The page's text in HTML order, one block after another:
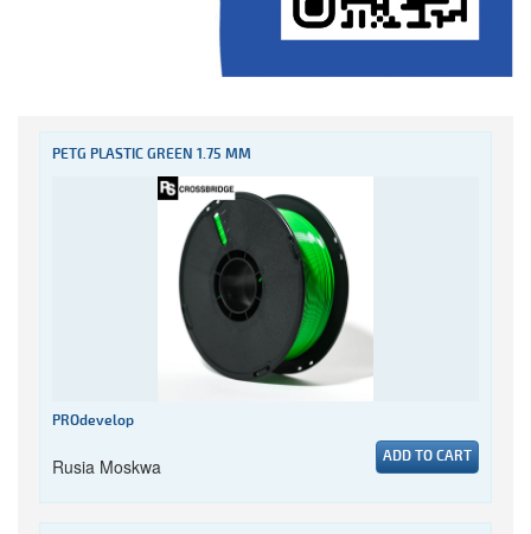
PETG PLASTIC GREEN 1.75 MM
PROdevelop
Rusia Moskwa ADD TO CART